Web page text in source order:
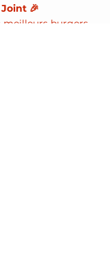
🎉
meilleurs burgers